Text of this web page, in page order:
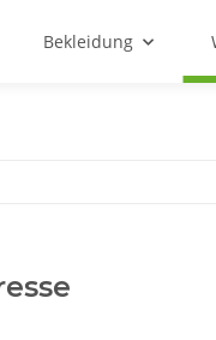
Bekleidung